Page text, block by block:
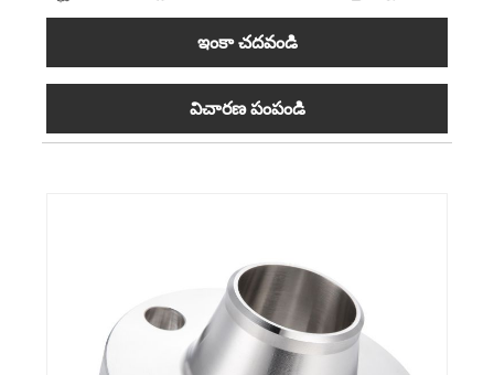
ఇంకా చదవండి
విచారణ పంపండి